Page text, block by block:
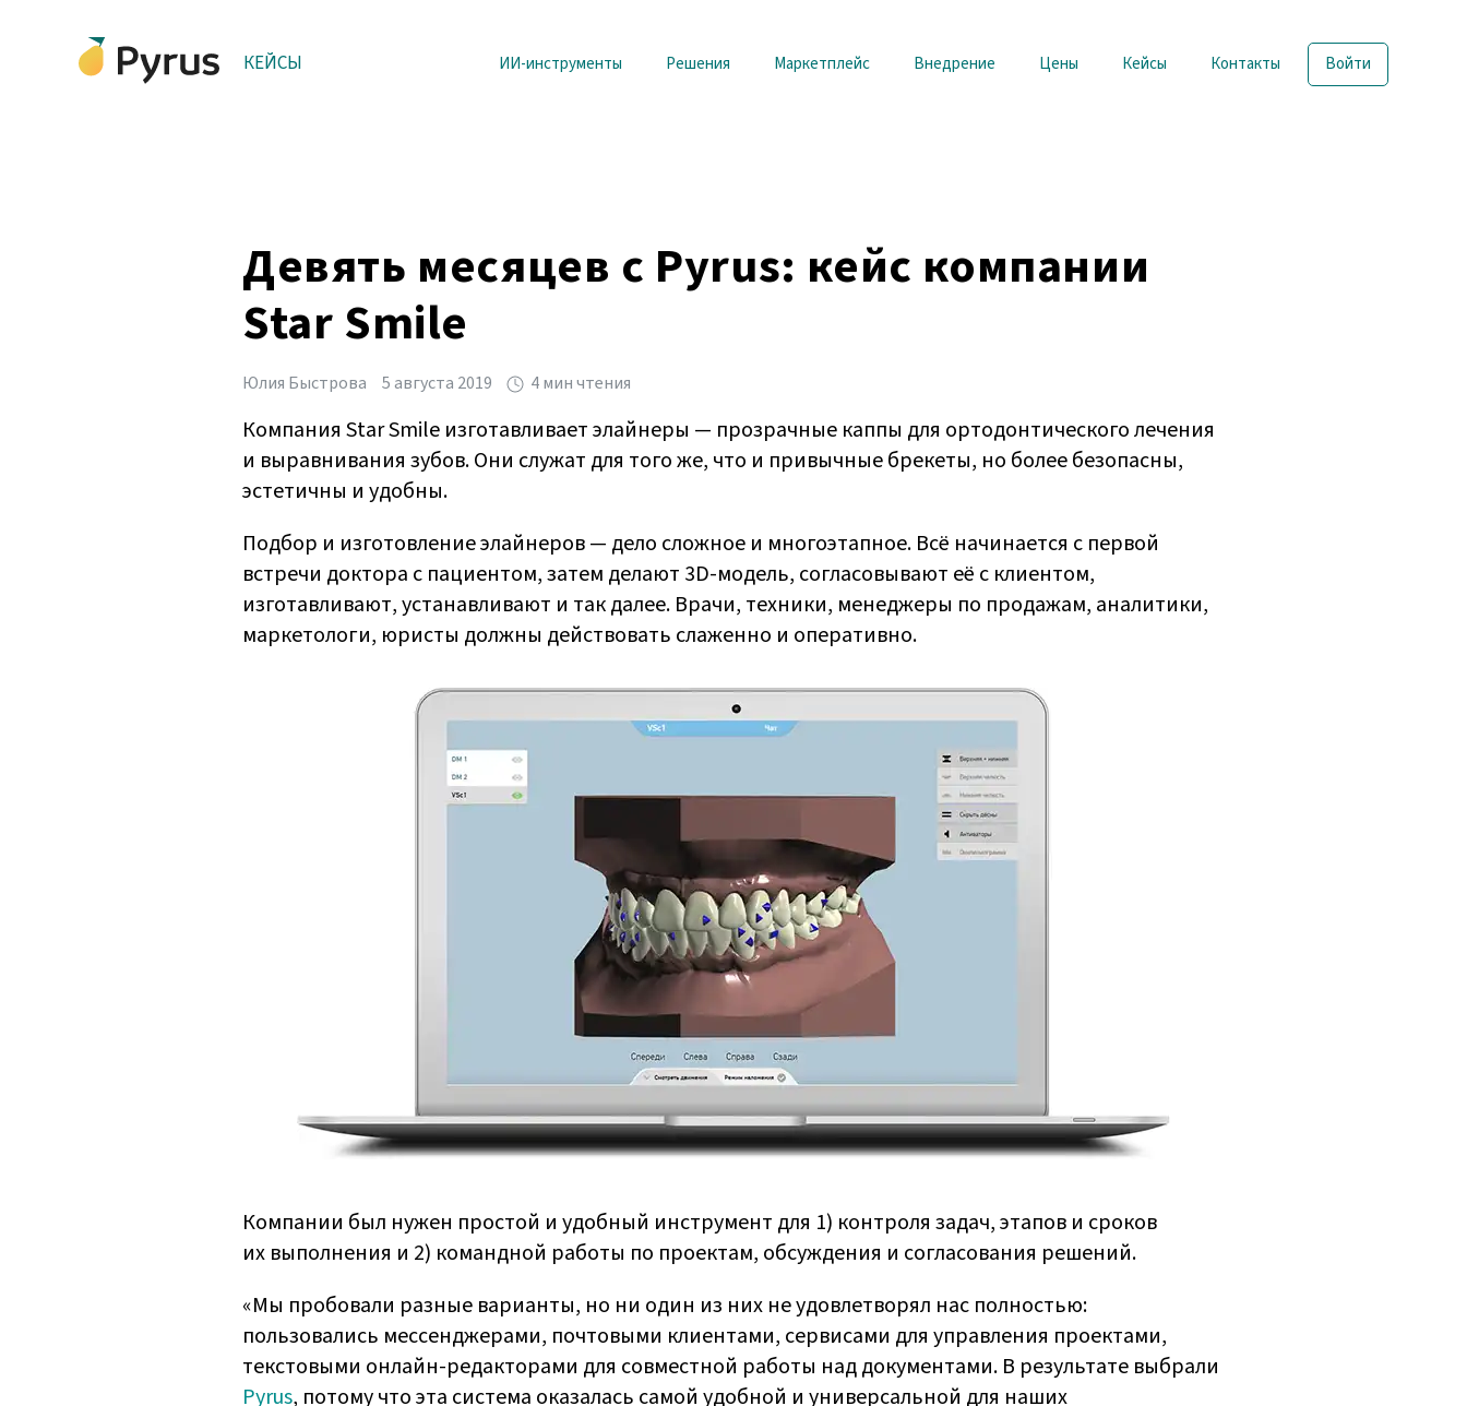
КЕЙСЫ ИИ-инструменты Решения Маркетплейс Внедрение Цены Кейсы Контакты Войти
Девять месяцев с Pyrus: кейс компании
Star Smile
Юлия Быстрова 5 августа 2019 4 мин чтения
Компания Star Smile изготавливает элайнеры — прозрачные каппы для ортодонтического лечения
и выравнивания зубов. Они служат для того же, что и привычные брекеты, но более безопасны,
эстетичны и удобны.
Подбор и изготовление элайнеров — дело сложное и многоэтапное. Всё начинается с первой
встречи доктора с пациентом, затем делают 3D-модель, согласовывают её с клиентом,
изготавливают, устанавливают и так далее. Врачи, техники, менеджеры по продажам, аналитики,
маркетологи, юристы должны действовать слаженно и оперативно.
Компании был нужен простой и удобный инструмент для 1) контроля задач, этапов и сроков
их выполнения и 2) командной работы по проектам, обсуждения и согласования решений.
«Мы пробовали разные варианты, но ни один из них не удовлетворял нас полностью:
пользовались мессенджерами, почтовыми клиентами, сервисами для управления проектами,
текстовыми онлайн-редакторами для совместной работы над документами. В результате выбрали
Pyrus, потому что эта система оказалась самой удобной и универсальной для наших